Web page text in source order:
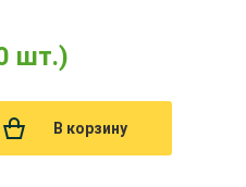
шт.)
В корзину